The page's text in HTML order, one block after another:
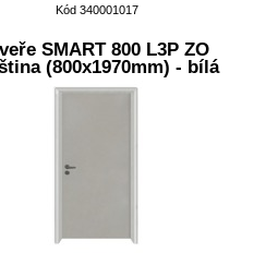
Kód 340001017
SMART 800 L3P ZO
(800x1970mm) - bílá